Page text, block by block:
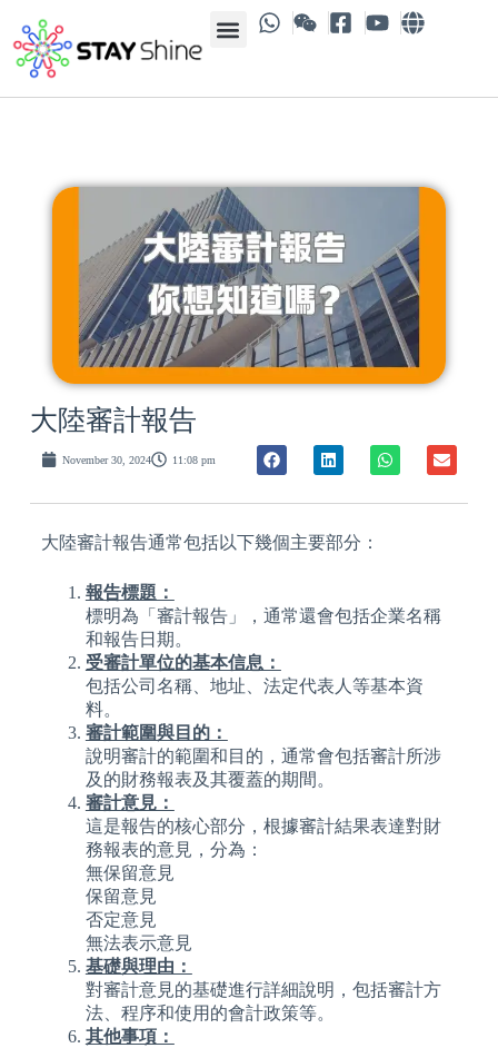
大陸審計報告
November 30, 2024 11:08 pm
大陸審計報告通常包括以下幾個主要部分：
報告標題：
標明為「審計報告」，通常還會包括企業名稱
和報告日期。
受審計單位的基本信息：
包括公司名稱、地址、法定代表人等基本資
料。
審計範圍與目的：
說明審計的範圍和目的，通常會包括審計所涉
及的財務報表及其覆蓋的期間。
審計意見：
這是報告的核心部分，根據審計結果表達對財
務報表的意見，分為：
無保留意見
保留意見
否定意見
無法表示意見
基礎與理由：
對審計意見的基礎進行詳細說明，包括審計方
法、程序和使用的會計政策等。
其他事項：